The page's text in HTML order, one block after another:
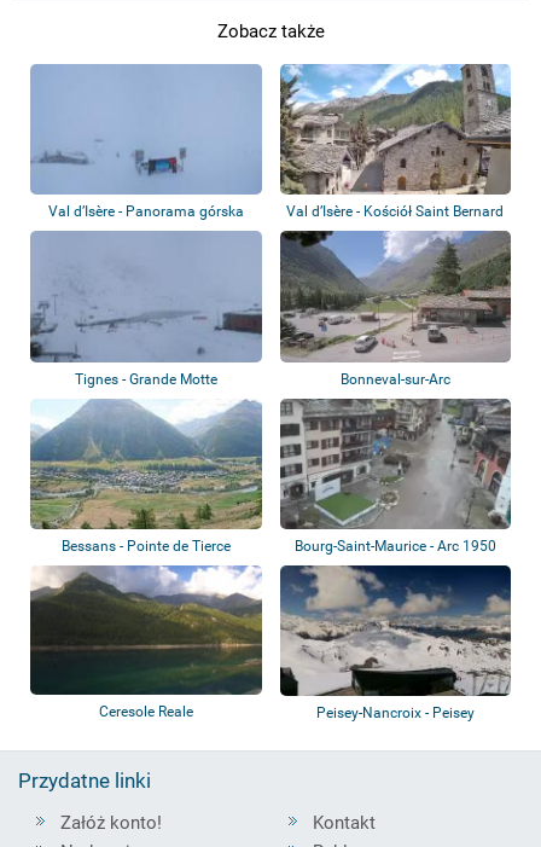
Zobacz także
Val d’Isère - Panorama górska
Val d’Isère - Kościół Saint Bernard
de M...
Tignes - Grande Motte Bonneval-sur-Arc
Bessans - Pointe de Tierce Bourg-Saint-Maurice - Arc 1950
Ceresole Reale
Peisey-Nancroix - Peisey
Przydatne linki
Załóż konto!
Kontakt